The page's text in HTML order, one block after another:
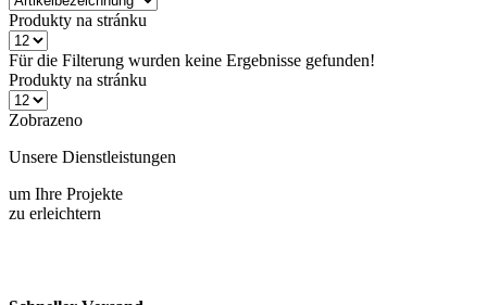
Für die Filterung wurden keine Ergebnisse gefunden!
Produkty na stránku
Zobrazeno
Unsere Dienstleistungen
um Ihre Projekte